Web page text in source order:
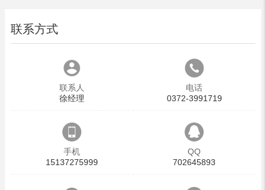
联系方式
联系人
徐经理
电话
0372-3991719
手机
15137275999
QQ
702645893